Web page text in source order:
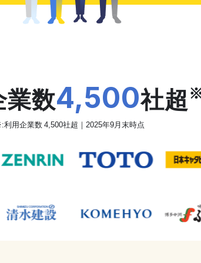
数4,500社超
用企業数 4,500社超｜2025年9月末時点